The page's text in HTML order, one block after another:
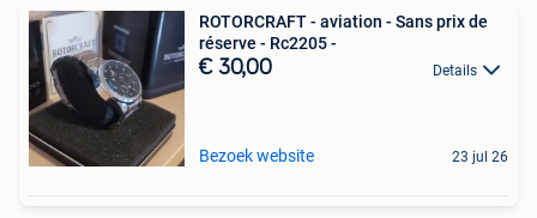
ROTORCRAFT - aviation - Sans prix de
réserve - Rc2205 -
€ 30,00 Details
Bezoek website 23 jul 26